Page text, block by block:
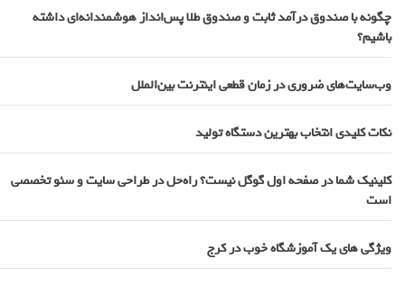
چگونه با صندوق درآمد ثابت و صندوق طلا پس‌انداز هوشمندانه‌ای داشته
باشیم؟
وب‌سایت‌های ضروری در زمان قطعی اینترنت بین‌الملل
نکات کلیدی انتخاب بهترین دستگاه تولید
کلینیک شما در صفحه اول گوگل نیست؟ راه‌حل در طراحی سایت و سئو تخصصی
است
ویژگی های یک آموزشگاه خوب در کرج